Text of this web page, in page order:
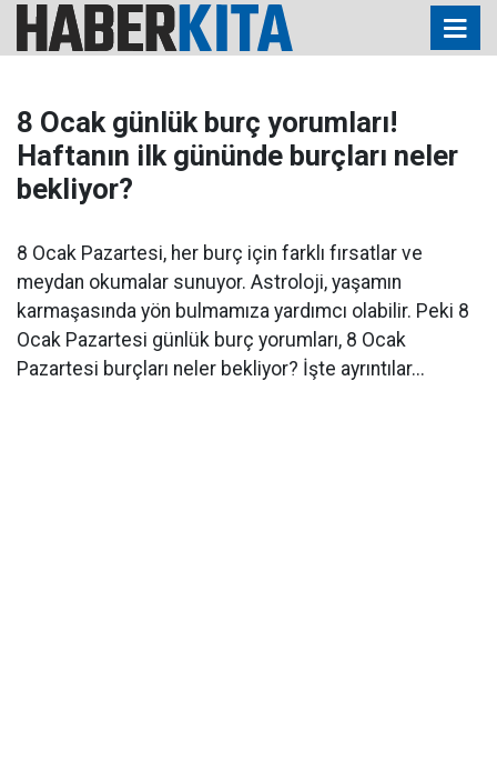
8 Ocak günlük burç yorumları!
Haftanın ilk gününde burçları neler
bekliyor?
8 Ocak Pazartesi, her burç için farklı fırsatlar ve
meydan okumalar sunuyor. Astroloji, yaşamın
karmaşasında yön bulmamıza yardımcı olabilir. Peki 8
Ocak Pazartesi günlük burç yorumları, 8 Ocak
Pazartesi burçları neler bekliyor? İşte ayrıntılar...